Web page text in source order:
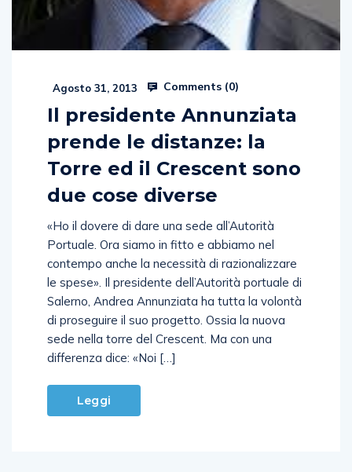
Agosto 31, 2013 Comments (0)
Il presidente Annunziata
prende le distanze: la
Torre ed il Crescent sono
due cose diverse
«Ho il dovere di dare una sede all’Autorità
Portuale. Ora siamo in fitto e abbiamo nel
contempo anche la necessità di razionalizzare
le spese». Il presidente dell’Autorità portuale di
Salerno, Andrea Annunziata ha tutta la volontà
di proseguire il suo progetto. Ossia la nuova
sede nella torre del Crescent. Ma con una
differenza dice: «Noi […]
Leggi